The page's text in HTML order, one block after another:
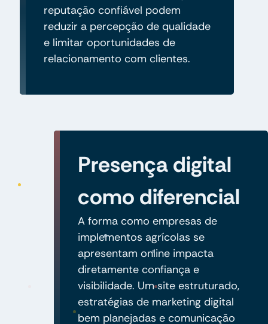
reputação confiável podem
reduzir a percepção de qualidade
e limitar oportunidades de
relacionamento com clientes.
Presença digital
como diferencial
A forma como empresas de
implementos agrícolas se
apresentam online impacta
diretamente confiança e
visibilidade. Um site estruturado,
estratégias de marketing digital
bem planejadas e comunicação